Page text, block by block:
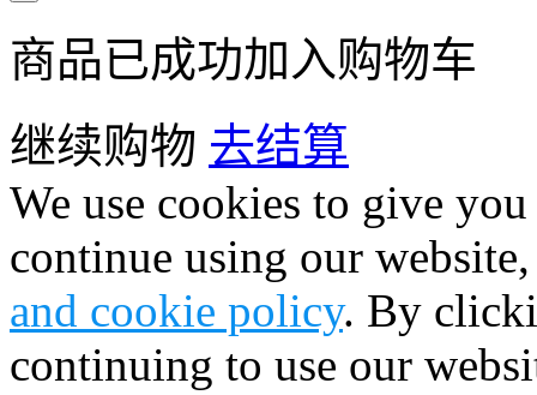
商品已成功加入购物车
继续购物 去结算
We use cookies to give
continue using our
and cookie policy. By
continuing to use our